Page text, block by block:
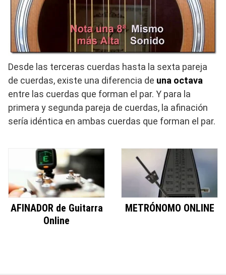
Desde las terceras cuerdas hasta la sexta pareja
de cuerdas, existe una diferencia de una octava
entre las cuerdas que forman el par. Y para la
primera y segunda pareja de cuerdas, la afinación
sería idéntica en ambas cuerdas que forman el par.
AFINADOR de Guitarra
Online
METRÓNOMO ONLINE